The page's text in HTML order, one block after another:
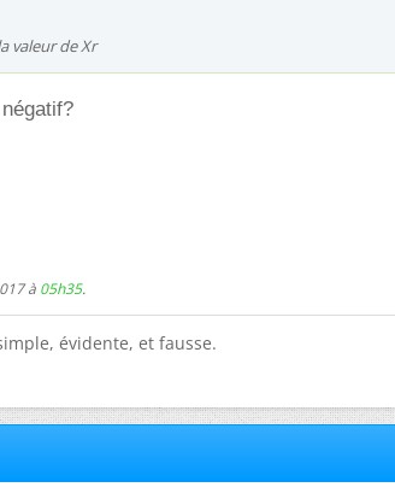
valeur de Xr
à 05h35.
évidente, et fausse.